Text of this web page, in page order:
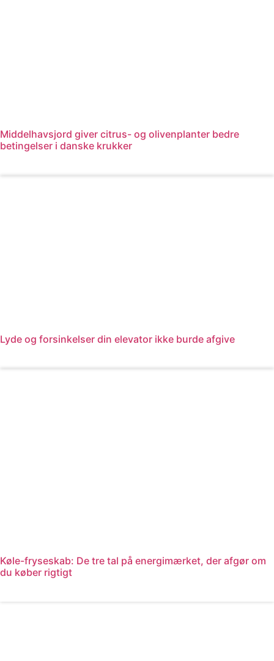
Middelhavsjord giver citrus- og olivenplanter bedre
betingelser i danske krukker
Lyde og forsinkelser din elevator ikke burde afgive
Køle-fryseskab: De tre tal på energimærket, der afgør om
du køber rigtigt